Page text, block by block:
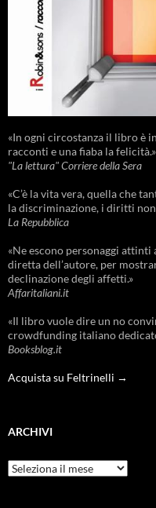
«In ogni circostanza il libro è
racconti e una fiaba la felicità.»
"La lettura" Corriere della Sera
«C’è la vita vera, quella che
la discriminazione, i diritti
La Repubblica
«Ne escono personaggi attinti
diretta dell’autore, per
declinazione degli affetti.»
Affaritaliani.it
«Il libro vuole dire un no
crowdfunding italiano
Booksblog.it
Acquista su Feltrinelli →
ARCHIVI
Archivi